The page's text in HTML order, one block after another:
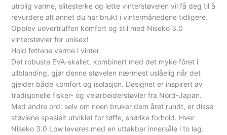
utrolig varme, slitesterke og lette vinterstøvelen vil få deg til å
revurdere alt annet du har brukt i vintermånedene tidligere.
Opplev uovertruffen komfort og stil med Niseko 3.0
vinterstøvler for unisex!
Hold føttene varme i vinter
Det robuste EVA-skallet, kombinert med det myke fôret i
ullblanding, gjør denne støvelen nærmest uslåelig når det
gjelder både komfort og isolasjon. Designet er inspirert av
tradisjonelle fisker- og veiarbeiderstøvler fra Nord-Japan.
Med andre ord: selv om noen bruker dem året rundt, er disse
støvlene spesielt utviklet for tøffe, snørike forhold. Hver
Niseko 3.0 Low leveres med en uttakbar innersåle i to lag.